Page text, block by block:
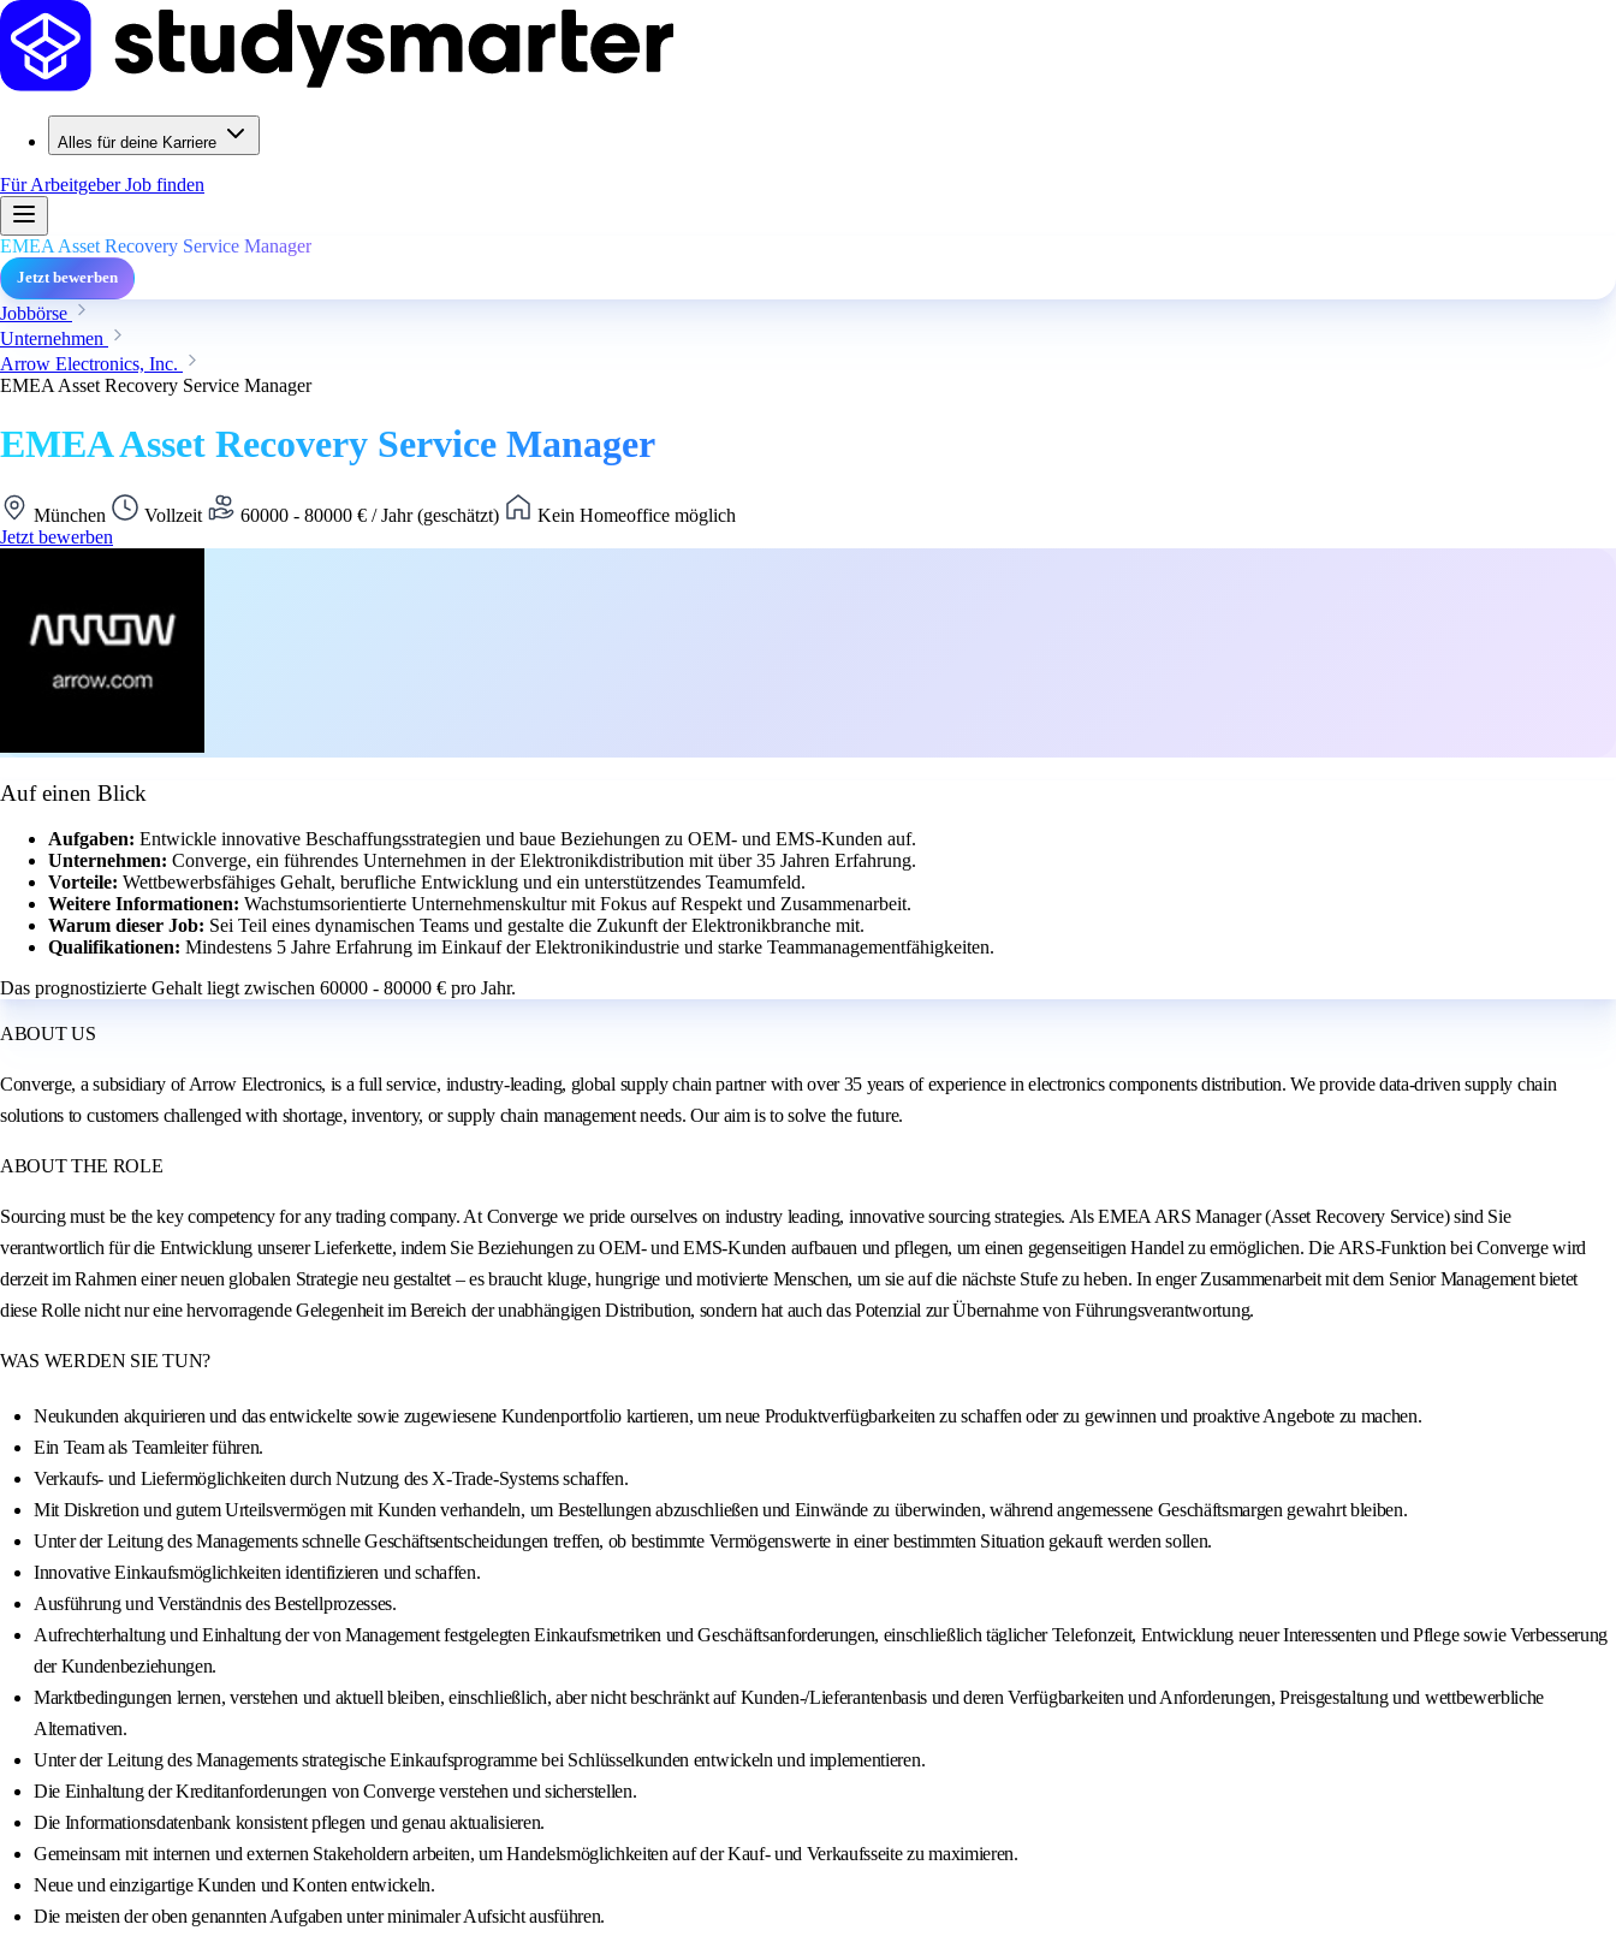
Alles für deine Karriere
Für ArbeitgeberJob finden
EMEA Asset Recovery Service Manager
Jetzt bewerben
Jobbörse
Unternehmen
Arrow Electronics, Inc.
EMEA Asset Recovery Service Manager
EMEA Asset Recovery Service Manager
München Vollzeit 60000 - 80000 € / Jahr (geschätzt)
Kein Homeoffice möglich
Jetzt bewerben
Auf einen Blick
Aufgaben: Entwickle innovative Beschaffungsstrategien und baue Beziehungen zu OEM- und EMS-Kunden auf.
Unternehmen: Converge, ein führendes Unternehmen in der Elektronikdistribution mit über 35 Jahren Erfahrung.
Vorteile: Wettbewerbsfähiges Gehalt, berufliche Entwicklung und ein unterstützendes Teamumfeld.
Weitere Informationen: Wachstumsorientierte Unternehmenskultur mit Fokus auf Respekt und Zusammenarbeit.
Warum dieser Job: Sei Teil eines dynamischen Teams und gestalte die Zukunft der Elektronikbranche mit.
Qualifikationen: Mindestens 5 Jahre Erfahrung im Einkauf der Elektronikindustrie und starke Teammanagementfähigkeiten.
Das prognostizierte Gehalt liegt zwischen 60000 - 80000 € pro Jahr.
ABOUT US
Converge, a subsidiary of Arrow Electronics, is a full service, industry-leading, global supply chain partner with over 35 years of experience in electronics components distribution. We provide data-driven supply chain
solutions to customers challenged with shortage, inventory, or supply chain management needs. Our aim is to solve the future.
ABOUT THE ROLE
Sourcing must be the key competency for any trading company. At Converge we pride ourselves on industry leading, innovative sourcing strategies. Als EMEA ARS Manager (Asset Recovery Service) sind Sie
verantwortlich für die Entwicklung unserer Lieferkette, indem Sie Beziehungen zu OEM- und EMS-Kunden aufbauen und pflegen, um einen gegenseitigen Handel zu ermöglichen. Die ARS-Funktion bei Converge wird
derzeit im Rahmen einer neuen globalen Strategie neu gestaltet – es braucht kluge, hungrige und motivierte Menschen, um sie auf die nächste Stufe zu heben. In enger Zusammenarbeit mit dem Senior Management bietet
diese Rolle nicht nur eine hervorragende Gelegenheit im Bereich der unabhängigen Distribution, sondern hat auch das Potenzial zur Übernahme von Führungsverantwortung.
WAS WERDEN SIE TUN?
Neukunden akquirieren und das entwickelte sowie zugewiesene Kundenportfolio kartieren, um neue Produktverfügbarkeiten zu schaffen oder zu gewinnen und proaktive Angebote zu machen.
Ein Team als Teamleiter führen.
Verkaufs- und Liefermöglichkeiten durch Nutzung des X-Trade-Systems schaffen.
Mit Diskretion und gutem Urteilsvermögen mit Kunden verhandeln, um Bestellungen abzuschließen und Einwände zu überwinden, während angemessene Geschäftsmargen gewahrt bleiben.
Unter der Leitung des Managements schnelle Geschäftsentscheidungen treffen, ob bestimmte Vermögenswerte in einer bestimmten Situation gekauft werden sollen.
Innovative Einkaufsmöglichkeiten identifizieren und schaffen.
Ausführung und Verständnis des Bestellprozesses.
Aufrechterhaltung und Einhaltung der von Management festgelegten Einkaufsmetriken und Geschäftsanforderungen, einschließlich täglicher Telefonzeit, Entwicklung neuer Interessenten und Pflege sowie Verbesserung
der Kundenbeziehungen.
Marktbedingungen lernen, verstehen und aktuell bleiben, einschließlich, aber nicht beschränkt auf Kunden-/Lieferantenbasis und deren Verfügbarkeiten und Anforderungen, Preisgestaltung und wettbewerbliche
Alternativen.
Unter der Leitung des Managements strategische Einkaufsprogramme bei Schlüsselkunden entwickeln und implementieren.
Die Einhaltung der Kreditanforderungen von Converge verstehen und sicherstellen.
Die Informationsdatenbank konsistent pflegen und genau aktualisieren.
Gemeinsam mit internen und externen Stakeholdern arbeiten, um Handelsmöglichkeiten auf der Kauf- und Verkaufsseite zu maximieren.
Neue und einzigartige Kunden und Konten entwickeln.
Die meisten der oben genannten Aufgaben unter minimaler Aufsicht ausführen.